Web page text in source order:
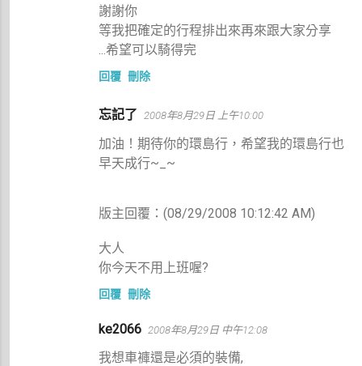
謝謝你
等我把確定的行程排出來再來跟大家分享
...希望可以騎得完
回覆 刪除
忘記了 2008年8月29日 上午10:00
加油！期待你的環島行，希望我的環島行也
早天成行~_~
版主回覆：(08/29/2008 10:12:42 AM)
大人
你今天不用上班喔?
回覆 刪除
ke2066 2008年8月29日 中午12:08
我想車褲還是必須的裝備,